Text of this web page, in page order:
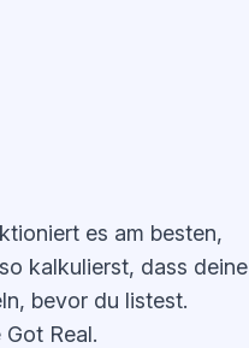
es am besten,
kalkulierst, dass deine
bevor du listest.
Real.